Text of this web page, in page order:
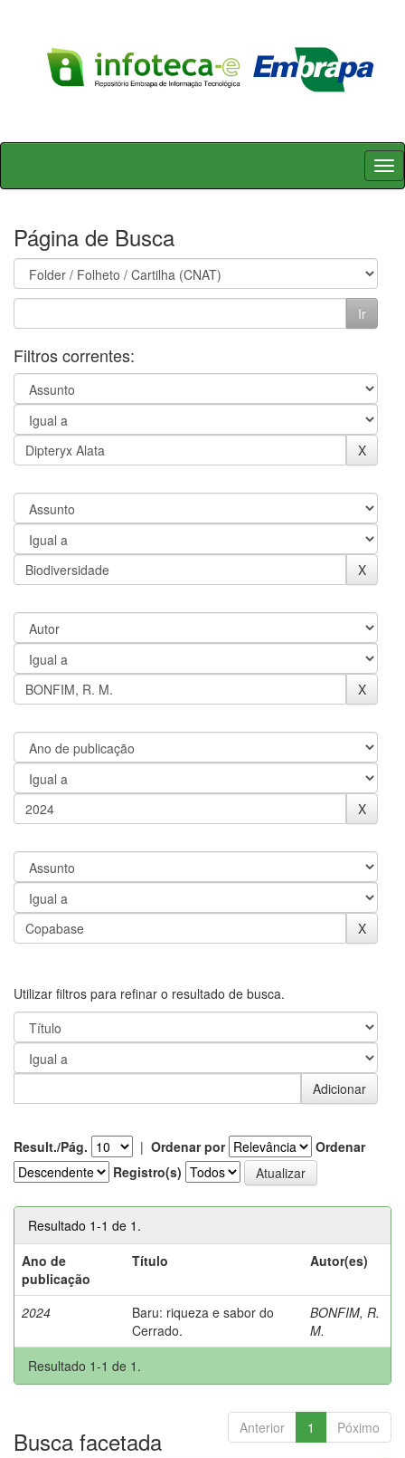
Skip
Página de Busca
Filtros correntes:
Utilizar filtros para refinar o resultado de busca.
Result./Pág. | Ordenar por
Ordenar
Registro(s)
Resultado 1-1 de 1.
Ano de
publicação
Título Autor(es)
2024
Baru: riqueza e sabor do
Cerrado.
BONFIM, R.
M.
Resultado 1-1 de 1.
Anterior 1 Póximo
Busca facetada